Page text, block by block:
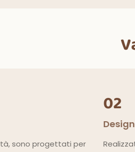
sono progettati per
02